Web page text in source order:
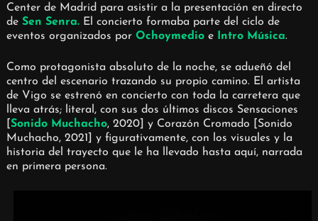
Center de Madrid para asistir a la presentación en directo
de Sen Senra. El concierto formaba parte del ciclo de
eventos organizados por Ochoymedio e Intro Música.
Como protagonista absoluto de la noche, se adueñó del
centro del escenario trazando su propio camino. El artista
de Vigo se estrenó en concierto con toda la carretera que
lleva atrás; literal, con sus dos últimos discos Sensaciones
Sonido Muchacho, 2020] y Corazón Cromado [Sonido
Muchacho, 2021] y figurativamente, con los visuales y la
historia del trayecto que le ha llevado hasta aquí, narrada
en primera persona.